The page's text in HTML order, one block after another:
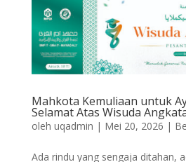
Mahkota Kemuliaan untuk
Selamat Atas Wisuda
oleh uqadmin | Mei 20, 2026 |
Ada rindu yang sengaja ditahan,